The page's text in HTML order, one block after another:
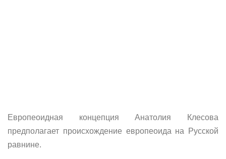
Европеоидная концепция Анатолия Клесова
предполагает происхождение европеоида на Русской
равнине.